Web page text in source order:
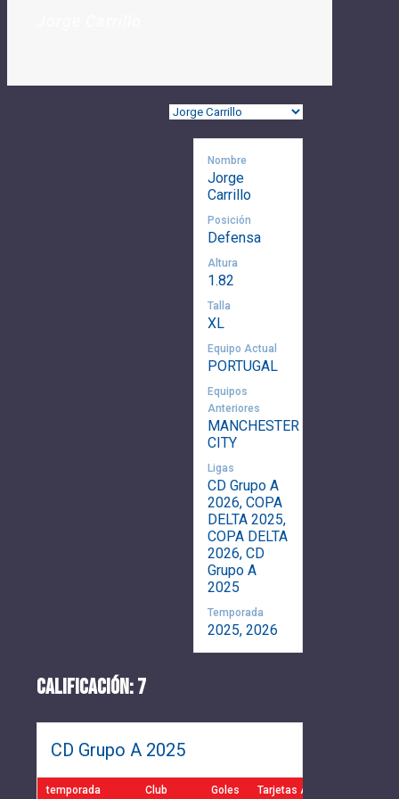
Nombre
Jorge
Carrillo
Posición
Defensa
Altura
1.82
Talla
XL
Equipo Actual
PORTUGAL
Equipos
Anteriores
MANCHESTER
CITY
Ligas
CD Grupo A
2026, COPA
DELTA 2025,
COPA DELTA
2026, CD
Grupo A
2025
Temporada
2025, 2026
CALIFICACIÓN: 7
CD Grupo A 2025
temporada Club Goles Tarjetas Amarillas